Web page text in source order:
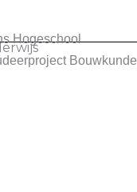
Hogeschool
Bouwkunde